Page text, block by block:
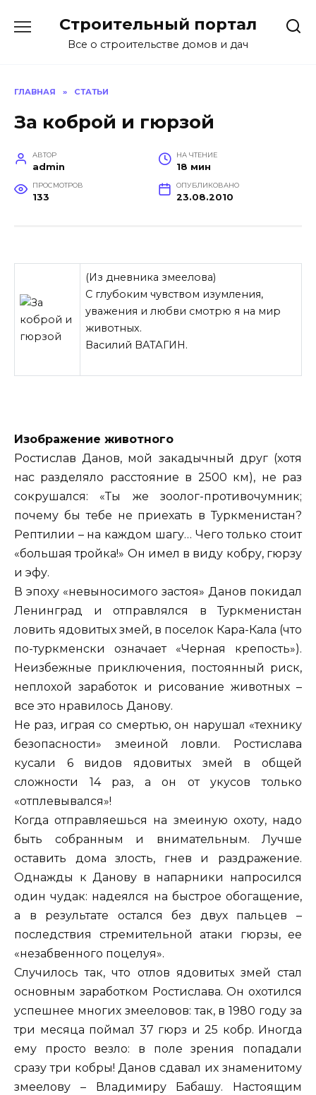
содержанию
Строительный портал
Все о строительстве домов и дач
ГЛАВНАЯ » СТАТЬИ
За коброй и гюрзой
АВТОР
admin
НА ЧТЕНИЕ
18 мин
ПРОСМОТРОВ
133
ОПУБЛИКОВАНО
23.08.2010
(Из дневника змеелова)
С глубоким чувством изумления,
уважения и любви смотрю я на мир
животных.
Василий ВАТАГИН.
Изображение животного
Ростислав Данов, мой закадычный друг (хотя
нас разделяло расстояние в 2500 км), не раз
сокрушался: «Ты же зоолог-противочумник;
почему бы тебе не приехать в Туркменистан?
Рептилии – на каждом шагу… Чего только стоит
«большая тройка!» Он имел в виду кобру, гюрзу
и эфу.
В эпоху «невыносимого застоя» Данов покидал
Ленинград и отправлялся в Туркменистан
ловить ядовитых змей, в поселок Кара-Кала (что
по-туркменски означает «Черная крепость»).
Неизбежные приключения, постоянный риск,
неплохой заработок и рисование животных –
все это нравилось Данову.
Не раз, играя со смертью, он нарушал «технику
безопасности» змеиной ловли. Ростислава
кусали 6 видов ядовитых змей в общей
сложности 14 раз, а он от укусов только
«отплевывался»!
Когда отправляешься на змеиную охоту, надо
быть собранным и внимательным. Лучше
оставить дома злость, гнев и раздражение.
Однажды к Данову в напарники напросился
один чудак: надеялся на быстрое обогащение,
а в результате остался без двух пальцев –
последствия стремительной атаки гюрзы, ее
«незабвенного поцелуя».
Случилось так, что отлов ядовитых змей стал
основным заработком Ростислава. Он охотился
успешнее многих змееловов: так, в 1980 году за
три месяца поймал 37 гюрз и 25 кобр. Иногда
ему просто везло: в поле зрения попадали
сразу три кобры! Данов сдавал их знаменитому
змеелову – Владимиру Бабашу. Настоящим